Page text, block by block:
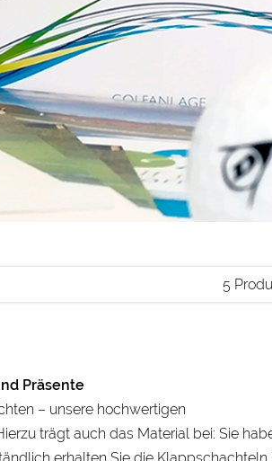
5
Präsente
– unsere hochwertigen
trägt auch das Material bei: Sie
erhalten Sie die Klappschachteln